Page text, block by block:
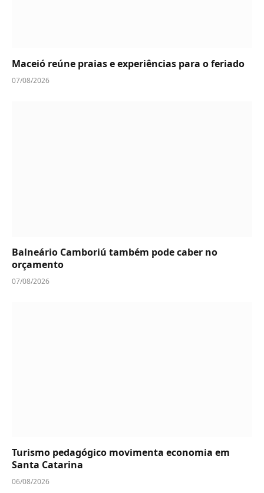
Maceió reúne praias e experiências para o feriado
07/08/2026
Balneário Camboriú também pode caber no
orçamento
07/08/2026
Turismo pedagógico movimenta economia em
Santa Catarina
06/08/2026